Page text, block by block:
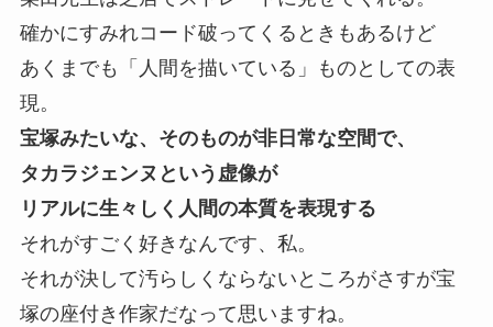
確かにすみれコード破ってくるときもあるけど
あくまでも「人間を描いている」ものとしての表
現。
宝塚みたいな、そのものが非日常な空間で、
タカラジェンヌという虚像が
リアルに生々しく人間の本質を表現する
それがすごく好きなんです、私。
それが決して汚らしくならないところがさすが宝
塚の座付き作家だなって思いますね。